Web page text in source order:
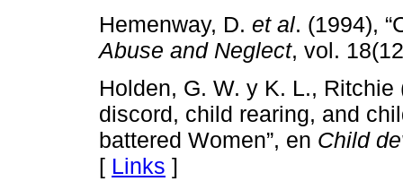
Hemenway, D. et al. (1994),
Abuse and Neglect, vol.
Holden, G. W. y K. L.,
discord, child rearing, and
battered Women”, en Child
[ Links ]